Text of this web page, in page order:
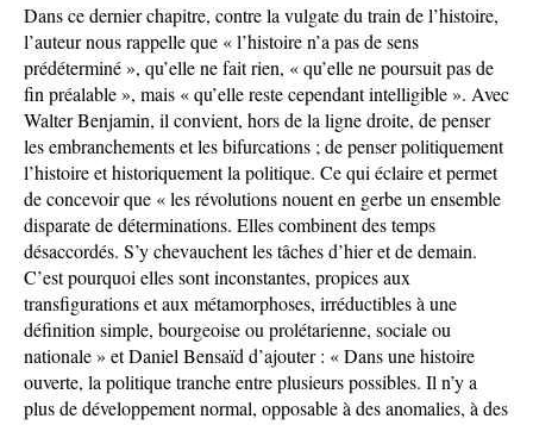
Dans ce dernier chapitre, contre la vulgate du train de l’histoire,
l’auteur nous rappelle que « l’histoire n’a pas de sens
prédéterminé », qu’elle ne fait rien, « qu’elle ne poursuit pas de
fin préalable », mais « qu’elle reste cependant intelligible ». Avec
Walter Benjamin, il convient, hors de la ligne droite, de penser
les embranchements et les bifurcations ; de penser politiquement
l’histoire et historiquement la politique. Ce qui éclaire et permet
de concevoir que « les révolutions nouent en gerbe un ensemble
disparate de déterminations. Elles combinent des temps
désaccordés. S’y chevauchent les tâches d’hier et de demain.
C’est pourquoi elles sont inconstantes, propices aux
transfigurations et aux métamorphoses, irréductibles à une
définition simple, bourgeoise ou prolétarienne, sociale ou
nationale » et Daniel Bensaïd d’ajouter : « Dans une histoire
ouverte, la politique tranche entre plusieurs possibles. Il n’y a
plus de développement normal, opposable à des anomalies, à des